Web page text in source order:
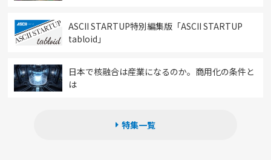
ASCII STARTUP特別編集版「ASCII STARTUP
tabloid」
日本で核融合は産業になるのか。商用化の条件と
は
特集一覧